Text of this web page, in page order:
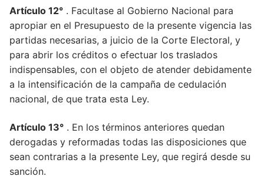
Artículo 12° . Facultase al Gobierno Nacional para
apropiar en el Presupuesto de la presente vigencia las
partidas necesarias, a juicio de la Corte Electoral, y
para abrir los créditos o efectuar los traslados
indispensables, con el objeto de atender debidamente
a la intensificación de la campaña de cedulación
nacional, de que trata esta Ley.
Artículo 13° . En los términos anteriores quedan
derogadas y reformadas todas las disposiciones que
sean contrarias a la presente Ley, que regirá desde su
sanción.